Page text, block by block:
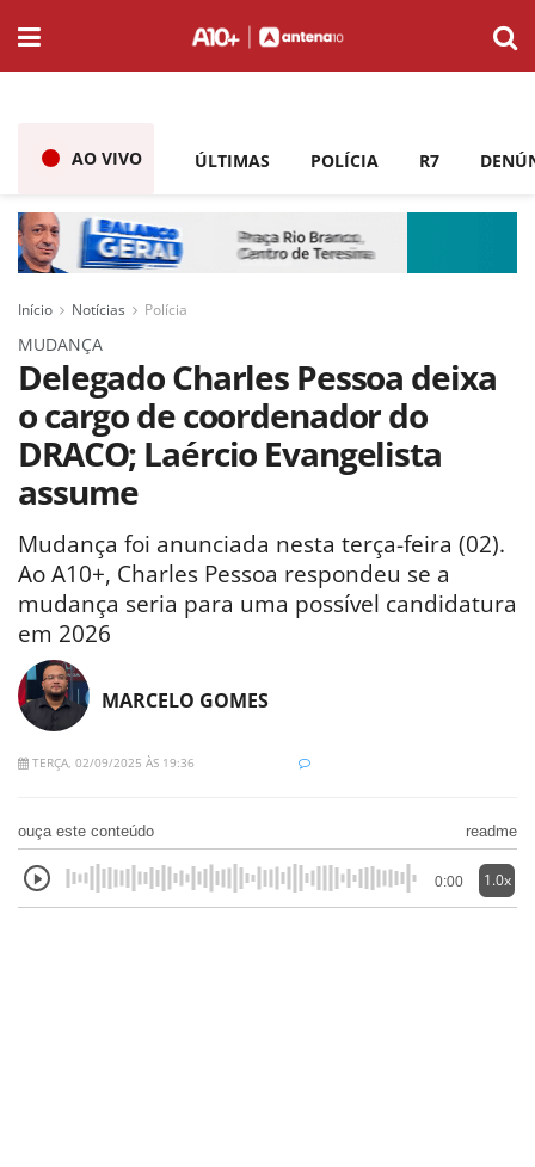
AO VIVO ÚLTIMAS POLÍCIA R7
Início Notícias Polícia
MUDANÇA
Delegado Charles Pessoa deixa
o cargo de coordenador do
DRACO; Laércio Evangelista
assume
Mudança foi anunciada nesta terça-feira (02).
Ao A10+, Charles Pessoa respondeu se a
mudança seria para uma possível candidatura
em 2026
MARCELO GOMES
TERÇA, 02/09/2025 ÀS 19:36
ouça este conteúdo readme
0:00 1.0x